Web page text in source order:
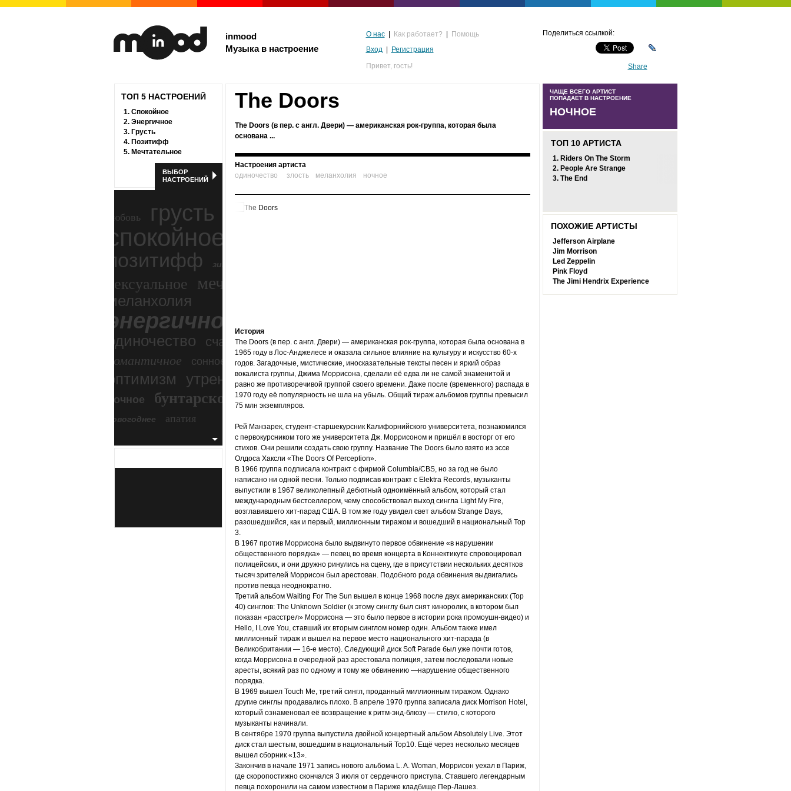
inmood
Музыка в настроение
О нас Как работает?
Помощь
Вход
Регистрация
Привет, гость!
Поделиться ссылкой:
Share
ТОП 5 НАСТРОЕНИЙ
1. Спокойное
2. Энергичное
3. Грусть
4. Позитифф
5. Мечтательное
ВЫБОР
НАСТРОЕНИЙ
любовь грусть
спокойное
позитифф зимний экстрим
сексуальное мечтательное
меланхолия
энергичное
одиночество счастье
романтичное сонное
оптимизм утреннее злость
ночное бунтарское
беспокойное
новогоднее
апатия
The Doors
The Doors (в пер. c англ. Двери) — американская рок-группа, которая была
основана ...
Настроения артиста
одиночество
злость меланхолия ночное
История
The Doors (в пер. c англ. Двери) — американская рок-группа, которая была основана в
1965 году в Лос-Анджелесе и оказала сильное влияние на культуру и искусство 60-х
годов. Загадочные, мистические, иносказательные тексты песен и яркий образ
вокалиста группы, Джима Моррисона, сделали её едва ли не самой знаменитой и
равно же противоречивой группой своего времени. Даже после (временного) распада в
1970 году её популярность не шла на убыль. Общий тираж альбомов группы превысил
75 млн экземпляров.
Рей Манзарек, студент-старшекурсник Калифорнийского университета, познакомился
с первокурсником того же университета Дж. Моррисоном и пришёл в восторг от его
стихов. Они решили создать свою группу. Название The Doors было взято из эссе
Олдоса Хаксли «The Doors Of Perception».
В 1966 группа подписала контракт с фирмой Columbia/CBS, но за год не было
написано ни одной песни. Только подписав контракт с Elektra Records, музыканты
выпустили в 1967 великолепный дебютный одноимённый альбом, который стал
международным бестселлером, чему способствовал выход сингла Light My Fire,
возглавившего хит-парад США. В том же году увидел свет альбом Strange Days,
разошедшийся, как и первый, миллионным тиражом и вошедший в национальный Тор
3.
В 1967 против Моррисона было выдвинуто первое обвинение «в нарушении
общественного порядка» — певец во время концерта в Коннектикуте спровоцировал
полицейских, и они дружно ринулись на сцену, где в присутствии нескольких десятков
тысяч зрителей Моррисон был арестован. Подобного рода обвинения выдвигались
против певца неоднократно.
Третий альбом Waiting For The Sun вышел в конце 1968 после двух американских (Тор
40) синглов: The Unknown Soldier (к этому синглу был снят киноролик, в котором был
показан «расстрел» Моррисона — это было первое в истории рока промоушн-видео) и
Hello, I Love You, ставший их вторым синглом номер один. Альбом также имел
миллионный тираж и вышел на первое место национального хит-парада (в
Великобритании — 16-е место). Следующий диск Soft Parade был уже почти готов,
когда Моррисона в очередной раз арестовала полиция, затем последовали новые
аресты, всякий раз по одному и тому же обвинению —нарушение общественного
порядка.
В 1969 вышел Touch Me, третий сингл, проданный миллионным тиражом. Однако
другие синглы продавались плохо. В апреле 1970 группа записала диск Morrison Hotel,
который ознаменовал её возвращение к ритм-энд-блюзу — стилю, с которого
музыканты начинали.
В сентябре 1970 группа выпустила двойной концертный альбом Absolutely Live. Этот
диск стал шестым, вошедшим в национальный Тор10. Ещё через несколько месяцев
вышел сборник «13».
Закончив в начале 1971 запись нового альбома L. A. Woman, Моррисон уехал в Париж,
где скоропостижно скончался 3 июля от сердечного приступа. Ставшего легендарным
певца похоронили на самом известном в Париже кладбище Пер-Лашез.
ЧАЩЕ ВСЕГО АРТИСТ
ПОПАДАЕТ В НАСТРОЕНИЕ
НОЧНОЕ
ТОП 10 АРТИСТА
1. Riders On The Storm
2. People Are Strange
3. The End
ПОХОЖИЕ АРТИСТЫ
Jefferson Airplane
Jim Morrison
Led Zeppelin
Pink Floyd
The Jimi Hendrix Experience